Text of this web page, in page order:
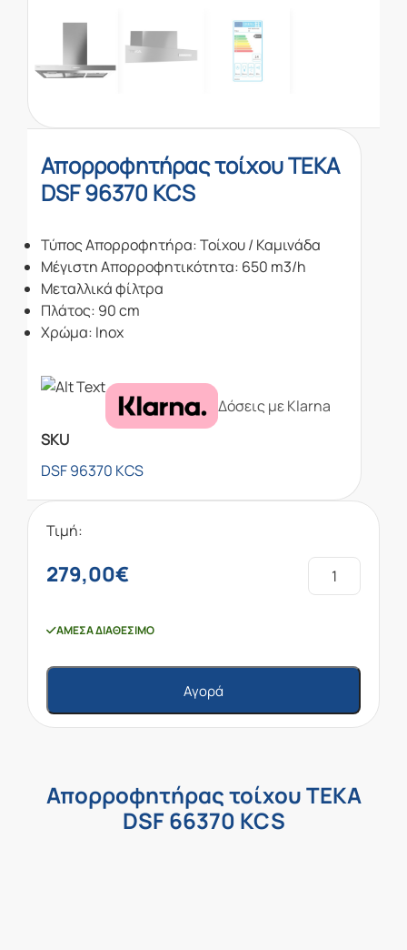
Απορροφητήρας τοίχου TEKA
DSF 96370 KCS
Τύπος Απορροφητήρα: Τοίχου / Καμινάδα
Μέγιστη Απορροφητικότητα: 650 m3/h
Μεταλλικά φίλτρα
Πλάτος: 90 cm
Χρώμα: Inox
Δόσεις με Klarna
SKU
DSF 96370 KCS
Τιμή:
279,00€
ΆΜΕΣΑ ΔΙΑΘΈΣΙΜΟ
Αγορά
Απορροφητήρας τοίχου TEKA
DSF 66370 KCS